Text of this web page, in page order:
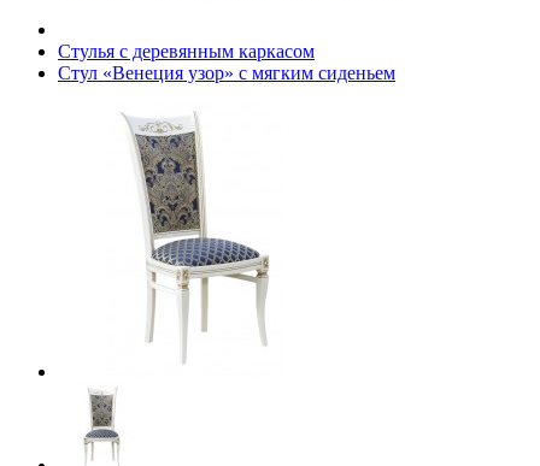
Cтулья с деревянным каркасом
Стул «Венеция узор» с мягким сиденьем